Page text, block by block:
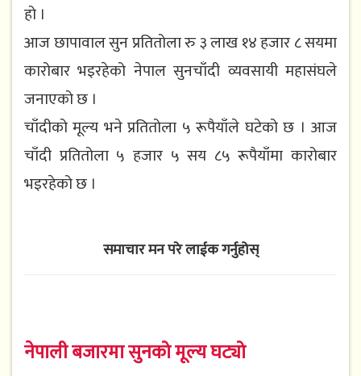
हो ।
आज छापावाल सुन प्रतितोला रु ३ लाख १४ हजार ८ सयमा
कारोबार भइरहेको नेपाल सुनचाँदी व्यवसायी महासंघले
जनाएको छ ।
चाँदीको मूल्य भने प्रतितोला ५ रूपैयाँले घटेको छ । आज
चाँदी प्रतितोला ५ हजार ५ सय ८५ रूपैयाँमा कारोबार
भइरहेको छ ।
समाचार मन परे लाईक गर्नुहोस्
नेपाली बजारमा सुनको मूल्य घट्यो